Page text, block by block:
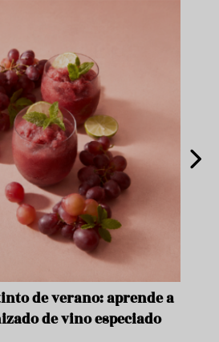
de verano: aprende a
de vino especiado